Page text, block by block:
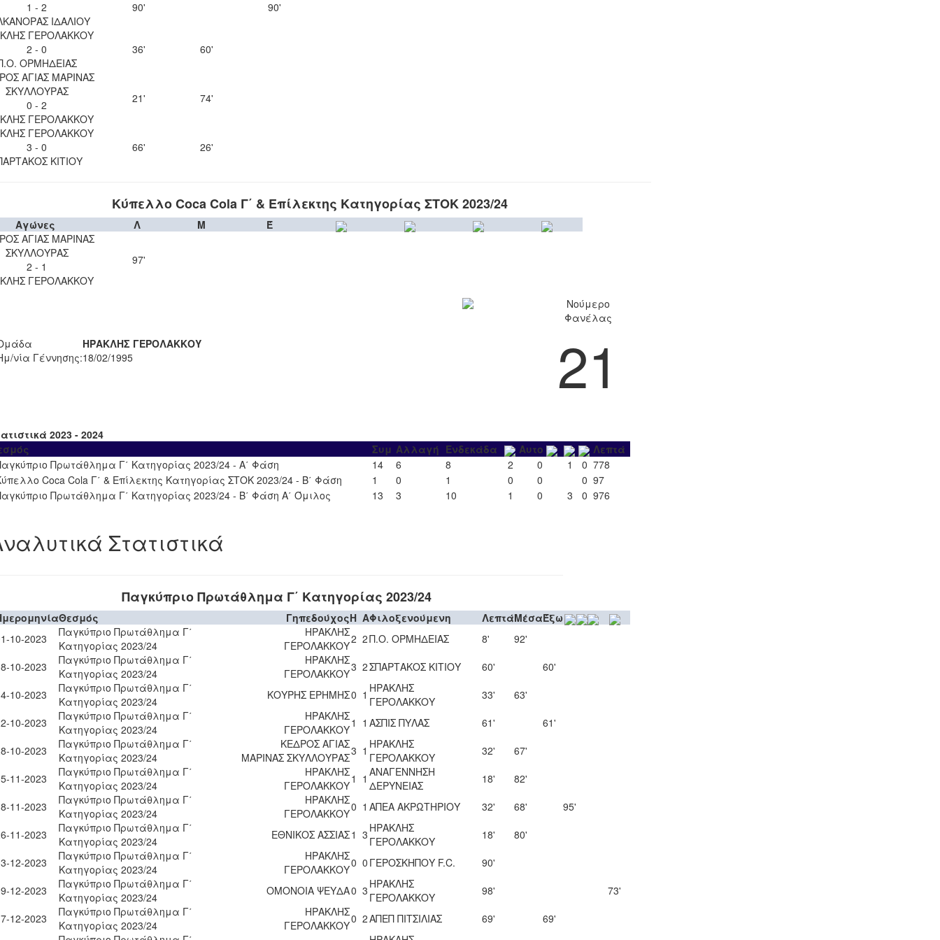
1 - 2
ΙΔΑΛΙΟΥ
90'
90'
ΓΕΡΟΛΑΚΚΟΥ
2 - 0
ΟΡΜΗΔΕΙΑΣ
36'
60'
ΑΓΙΑΣ ΜΑΡΙΝΑΣ
ΣΚΥΛΛΟΥΡΑΣ
0 - 2
ΓΕΡΟΛΑΚΚΟΥ
21' 74'
ΓΕΡΟΛΑΚΚΟΥ
3 - 0
ΚΙΤΙΟΥ
66' 26'
Κύπελλο Coca Cola Γ΄ & Επίλεκτης Κατηγορίας ΣΤΟΚ 2023/24
Αγώνες Λ Μ
Έ
ΑΓΙΑΣ ΜΑΡΙΝΑΣ
ΣΚΥΛΛΟΥΡΑΣ
2 - 1
ΓΕΡΟΛΑΚΚΟΥ
97'
ΗΡΑΚΛΗΣ ΓΕΡΟΛΑΚΚΟΥ
νία Γέννησης:18/02/1995
Νούμερο
Φανέλας
21
2023 - 2024
Συμ Αλλαγή Ενδεκάδα Αυτο
Λεπτά
Πρωτάθλημα Γ΄ Κατηγορίας 2023/24 - Α΄ Φάση
14 6 8 2 0 1 0 778
Coca Cola Γ΄ & Επίλεκτης Κατηγορίας ΣΤΟΚ 2023/24 - Β΄ Φάση
1 0 1 0 0 0 97
Πρωτάθλημα Γ΄ Κατηγορίας 2023/24 - Β΄ Φάση Α΄ Όμιλος
13 3 10 1 0 3 0 976
Στατιστικά
Παγκύπριο Πρωτάθλημα Γ΄ Κατηγορίας 2023/24
Θεσμός ΓηπεδούχοςH AΦιλοξενούμενη ΛεπτάΜέσαΈξω
10-2023
Παγκύπριο Πρωτάθλημα Γ΄
Κατηγορίας 2023/24
ΗΡΑΚΛΗΣ
ΓΕΡΟΛΑΚΚΟΥ2 2Π.Ο. ΟΡΜΗΔΕΙΑΣ 8'
92'
10-2023
Παγκύπριο Πρωτάθλημα Γ΄
Κατηγορίας 2023/24
ΗΡΑΚΛΗΣ
ΓΕΡΟΛΑΚΚΟΥ3 2ΣΠΑΡΤΑΚΟΣ ΚΙΤΙΟΥ 60'
60'
10-2023
Παγκύπριο Πρωτάθλημα Γ΄
Κατηγορίας 2023/24
ΚΟΥΡΗΣ ΕΡΗΜΗΣ0 1 ΗΡΑΚΛΗΣ
ΓΕΡΟΛΑΚΚΟΥ
33'
63'
10-2023
Παγκύπριο Πρωτάθλημα Γ΄
Κατηγορίας 2023/24
ΗΡΑΚΛΗΣ
ΓΕΡΟΛΑΚΚΟΥ1 1 ΑΣΠΙΣ ΠΥΛΑΣ 61'
61'
10-2023
Παγκύπριο Πρωτάθλημα Γ΄
Κατηγορίας 2023/24
ΚΕΔΡΟΣ ΑΓΙΑΣ
ΜΑΡΙΝΑΣ ΣΚΥΛΛΟΥΡΑΣ3 1 ΗΡΑΚΛΗΣ
ΓΕΡΟΛΑΚΚΟΥ
32'
67'
11-2023
Παγκύπριο Πρωτάθλημα Γ΄
Κατηγορίας 2023/24
ΗΡΑΚΛΗΣ
ΓΕΡΟΛΑΚΚΟΥ1 1 ΑΝΑΓΕΝΝΗΣΗ
ΔΕΡΥΝΕΙΑΣ
18'
82'
11-2023
Παγκύπριο Πρωτάθλημα Γ΄
Κατηγορίας 2023/24
ΗΡΑΚΛΗΣ
ΓΕΡΟΛΑΚΚΟΥ0 1 ΑΠΕΑ ΑΚΡΩΤΗΡΙΟΥ 32' 68'
95'
11-2023
Παγκύπριο Πρωτάθλημα Γ΄
Κατηγορίας 2023/24
ΕΘΝΙΚΟΣ ΑΣΣΙΑΣ1 3 ΗΡΑΚΛΗΣ
ΓΕΡΟΛΑΚΚΟΥ
18'
80'
12-2023
Παγκύπριο Πρωτάθλημα Γ΄
Κατηγορίας 2023/24
ΗΡΑΚΛΗΣ
ΓΕΡΟΛΑΚΚΟΥ0 0 ΓΕΡΟΣΚΗΠΟΥ F.C.
90'
12-2023
Παγκύπριο Πρωτάθλημα Γ΄
Κατηγορίας 2023/24
ΟΜΟΝΟΙΑ ΨΕΥΔΑ0 3 ΗΡΑΚΛΗΣ
ΓΕΡΟΛΑΚΚΟΥ
98'
73'
12-2023
Παγκύπριο Πρωτάθλημα Γ΄
Κατηγορίας 2023/24
ΗΡΑΚΛΗΣ
ΓΕΡΟΛΑΚΚΟΥ0 2ΑΠΕΠ ΠΙΤΣΙΛΙΑΣ 69'
69'